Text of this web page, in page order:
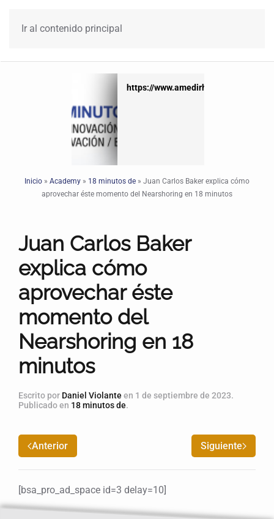
Ir al contenido principal
https://www.amedirh.com.mx
Inicio » Academy » 18 minutos de » Juan Carlos Baker explica cómo
aprovechar éste momento del Nearshoring en 18 minutos
Juan Carlos Baker
explica cómo
aprovechar éste
momento del
Nearshoring en 18
minutos
Escrito por Daniel Violante en 1 de septiembre de 2023.
Publicado en 18 minutos de.
Anterior Siguiente
[bsa_pro_ad_space id=3 delay=10]